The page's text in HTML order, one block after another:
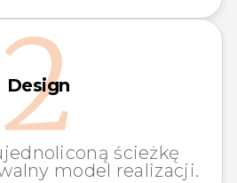
2
Design
ścieżkę
model realizacji.